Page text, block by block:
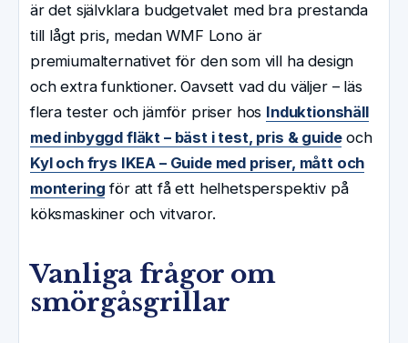
är det självklara budgetvalet med bra prestanda
till lågt pris, medan WMF Lono är
premiumalternativet för den som vill ha design
och extra funktioner. Oavsett vad du väljer – läs
flera tester och jämför priser hos Induktionshäll
med inbyggd fläkt – bäst i test, pris & guideoch
Kyl och frys IKEA – Guide med priser, mått och
montering för att få ett helhetsperspektiv på
köksmaskiner och vitvaror.
Vanliga frågor om
smörgåsgrillar